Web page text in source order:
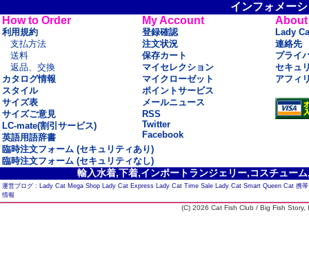
インフォメー
How to Order
利用規約
支払方法
送料
返品、交換
カタログ情報
スタイル
サイズ表
サイズご意見
LC-mate(割引サービス)
英語用語辞書
My Account
登録確認
注文状況
保存カート
マイセレクション
マイクローゼット
ポイントサービス
メールニュース
RSS
Twitter
Facebook
About
Lady
連絡先
プライ
セキュ
アフィ
臨時注文フォーム (セキュリティあり)
臨時注文フォーム (セキュリティなし)
輸入水着,下着,インポートランジェリー,コスチュー
運営ブログ : Lady Cat Mega Shop Lady Cat Express Lady Cat Time Sale Lady Cat Smart Queen Cat 携
情報
(C) 2026 Cat Fish Club / Big Fish Story,